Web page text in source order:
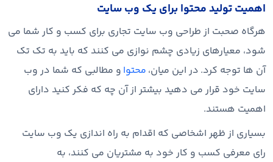
اهمیت تولید محتوا برای یک وب سایت
هرگاه صحبت از طراحی وب سایت تجاری برای کسب و کار شما می
شود، معیارهای زیادی چشم نوازی می کنند که باید به تک تک
آن ها توجه کرد. در این میان، محتوا و مطالبی که شما در وب
سایت خود قرار می دهید بیشتر از آن چه که فکر کنید دارای
اهمیت هستند.
بسیاری از ظهر اشخاصی که اقدام به راه اندازی یک وب سایت
رای معرفی کسب و کار خود به مشتریان می کنند، به